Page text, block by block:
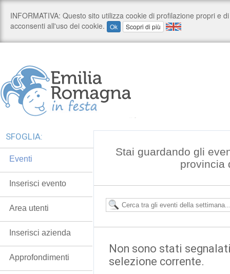
Stai guardando gli
provincia
Non sono stati
selezione corrente.
SFOGLIA:
Eventi
Inserisci evento
Area utenti
Inserisci azienda
Approfondimenti